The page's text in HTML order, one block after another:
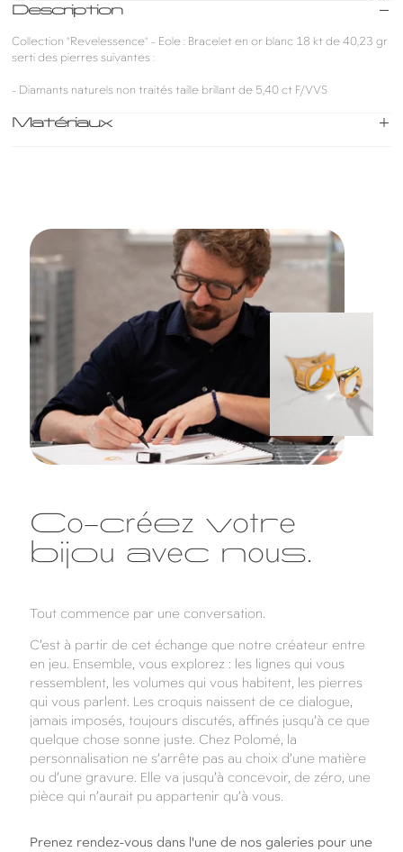
Description
Collection "Revelessence" - Eole : Bracelet en or blanc 18 kt de 40,23 gr
serti des pierres suivantes :
- Diamants naturels non traités taille brillant de 5,40 ct F/VVS
Matériaux
Co-créez votre
bijou avec nous.
Tout commence par une conversation.
C’est à partir de cet échange que notre créateur entre
en jeu. Ensemble, vous explorez : les lignes qui vous
ressemblent, les volumes qui vous habitent, les pierres
qui vous parlent. Les croquis naissent de ce dialogue,
jamais imposés, toujours discutés, affinés jusqu’à ce que
quelque chose sonne juste. Chez Polomé, la
personnalisation ne s’arrête pas au choix d’une matière
ou d’une gravure. Elle va jusqu’à concevoir, de zéro, une
pièce qui n’aurait pu appartenir qu’à vous.
Prenez rendez-vous dans l'une de nos galeries pour une